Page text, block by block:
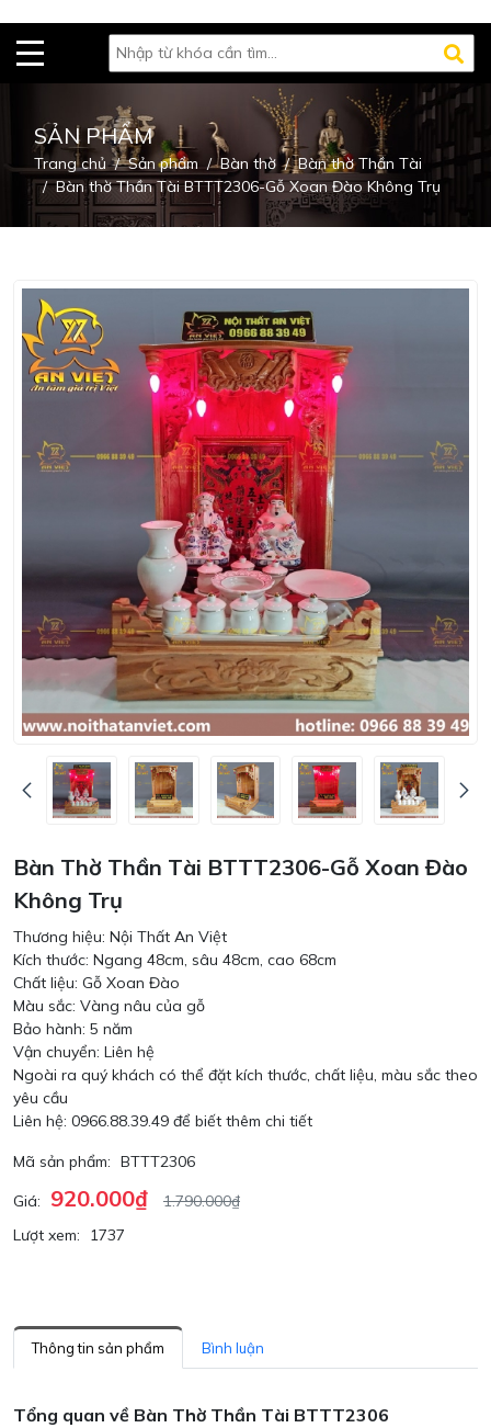
SẢN PHẨM
Trang chủ Sản phẩm Bàn thờ
Bàn thờ Thần Tài
Bàn thờ Thần Tài BTTT2306-Gỗ Xoan Đào Không Trụ
Bàn Thờ Thần Tài BTTT2306-Gỗ Xoan Đào
Không Trụ
Thương hiệu: Nội Thất An Việt
Kích thước: Ngang 48cm, sâu 48cm, cao 68cm
Chất liệu: Gỗ Xoan Đào
Màu sắc: Vàng nâu của gỗ
Bảo hành: 5 năm
Vận chuyển: Liên hệ
Ngoài ra quý khách có thể đặt kích thước, chất liệu, màu sắc theo
yêu cầu
Liên hệ: 0966.88.39.49 để biết thêm chi tiết
Mã sản phẩm: BTTT2306
Giá:
920.000₫
1.790.000₫
Lượt xem:
1737
Thông tin sản phẩm Bình luận
Tổng quan về Bàn Thờ Thần Tài BTTT2306